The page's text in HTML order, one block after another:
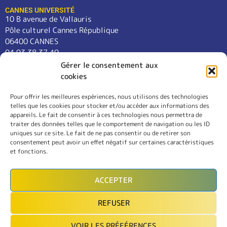
Gérer le consentement aux
cookies
Pour offrir les meilleures expériences, nous utilisons des technologies
telles que les cookies pour stocker et/ou accéder aux informations des
appareils. Le fait de consentir à ces technologies nous permettra de
traiter des données telles que le comportement de navigation ou les ID
uniques sur ce site. Le fait de ne pas consentir ou de retirer son
consentement peut avoir un effet négatif sur certaines caractéristiques
et fonctions.
ACCEPTER
REFUSER
CANNES UNIVERSITÉ
10 B avenue de Vallauris
Pôle culturel Cannes République
06400 CANNES
04 93 38 37 49
contact@cannes-universite.fr
COURS
LANGUES
CONFÉRENCES
SORTIES
L’ASSOCIATION